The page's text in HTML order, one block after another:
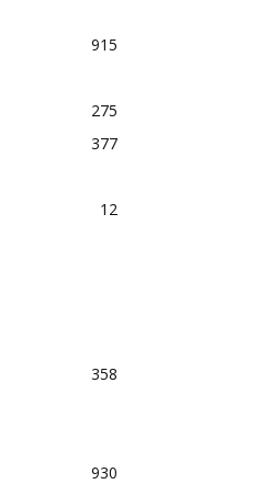
915
275
377
12
358
930